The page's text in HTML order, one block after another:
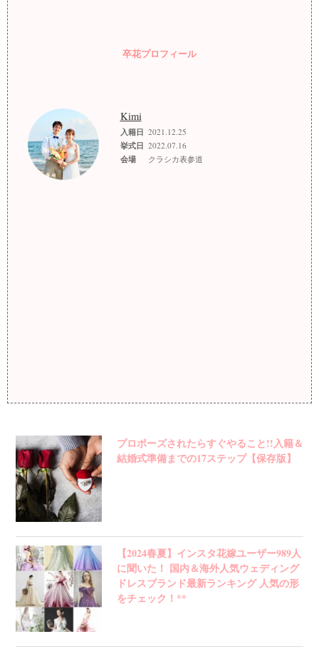
卒花プロフィール
Kimi
入籍日 2021.12.25
挙式日 2022.07.16
会場 クラシカ表参道
プロポーズされたらすぐやること!!入籍＆
結婚式準備までの17ステップ【保存版】
【2024春夏】インスタ花嫁ユーザー989人
に聞いた！ 国内＆海外人気ウェディング
ドレスブランド最新ランキング 人気の形
をチェック！**